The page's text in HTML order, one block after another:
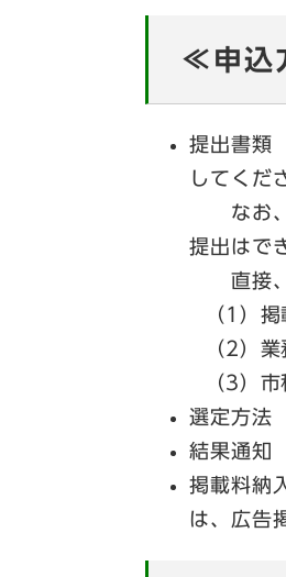
≪申込
提出書類
してくだ
なお、
提出はで
直接、
（1）掲
（2）業
（3）市
選定方法
結果通知
掲載料納
は、広告